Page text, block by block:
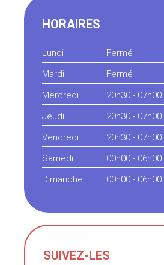
HORAIRES
Lundi
Fermé
Mardi
Fermé
Mercredi
20h30 - 07h00
Jeudi
20h30 - 07h00
Vendredi
20h30 - 07h00
Samedi
00h00 - 06h00
Dimanche
00h00 - 06h00
SUIVEZ-LES